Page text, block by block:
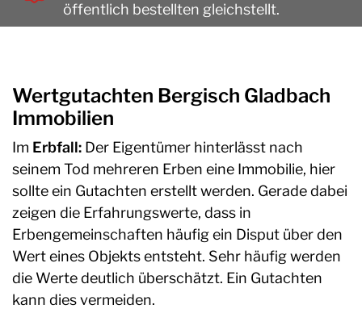
öffentlich bestellten gleichstellt.
Wertgutachten Bergisch Gladbach
Immobilien
Im Erbfall: Der Eigentümer hinterlässt nach
seinem Tod mehreren Erben eine Immobilie, hier
sollte ein Gutachten erstellt werden. Gerade dabei
zeigen die Erfahrungswerte, dass in
Erbengemeinschaften häufig ein Disput über den
Wert eines Objekts entsteht. Sehr häufig werden
die Werte deutlich überschätzt. Ein Gutachten
kann dies vermeiden.